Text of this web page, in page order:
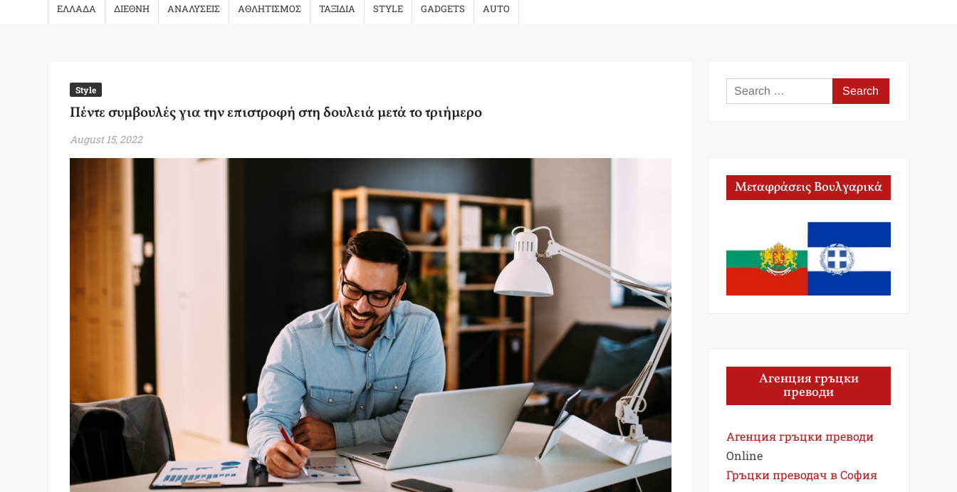
ΕΛΛΑΔΑ ΔΙΕΘΝΗ ΑΝΑΛΥΣΕΙΣ ΑΘΛΗΤΙΣΜΟΣ ΤΑΞΙΔΙΑ STYLE GADGETS AUTO
Style
Πέντε συμβουλές για την επιστροφή στη δουλειά μετά το τριήμερο
August 15, 2022
Search
for:
Μεταφράσεις Βουλγαρικά
Агенция гръцки
преводи
Агенция гръцки преводи
Online
Гръцки преводач в София